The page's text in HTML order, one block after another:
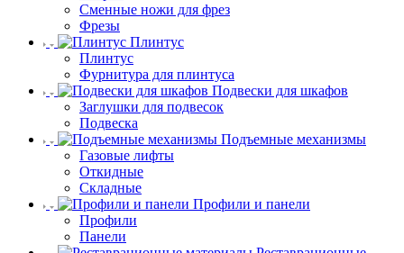
Сменные ножи для фрез
Фрезы
Плинтус
Плинтус
Фурнитура для плинтуса
Подвески для шкафов
Заглушки для подвесок
Подвеска
Подъемные механизмы
Газовые лифты
Откидные
Складные
Профили и панели
Профили
Панели